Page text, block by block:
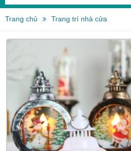
Trang chủ Trang trí nhà cửa